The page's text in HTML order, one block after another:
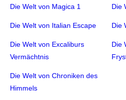
Die Welt von Magica 1 Die
Die Welt von Italian Escape Die
Die Welt von Excaliburs
Vermächtnis
Die
Die Welt von Chroniken des
Himmels